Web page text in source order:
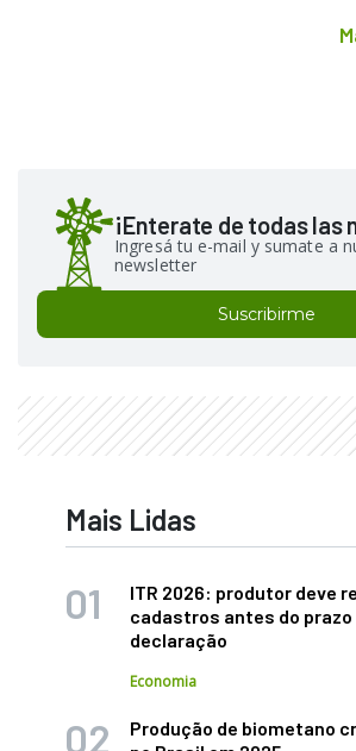
¡Enterate de todas las
Ingresá tu e-mail y sumate a
newsletter
Suscribirme
Mais Lidas
ITR 2026: produtor deve
cadastros antes do prazo
declaração
Economia
Produção de biometano